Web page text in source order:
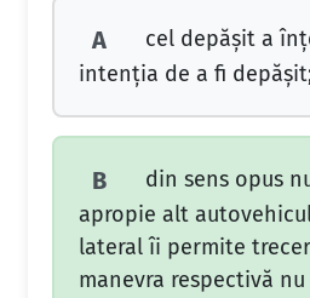
A
cel depăşit a
intenţia de a fi
B
din sens opus
apropie alt
lateral îi permite
manevra respectivă nu